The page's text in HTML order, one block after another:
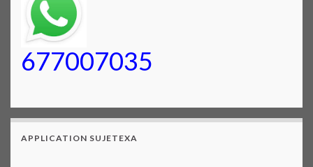
677007035
APPLICATION SUJETEXA